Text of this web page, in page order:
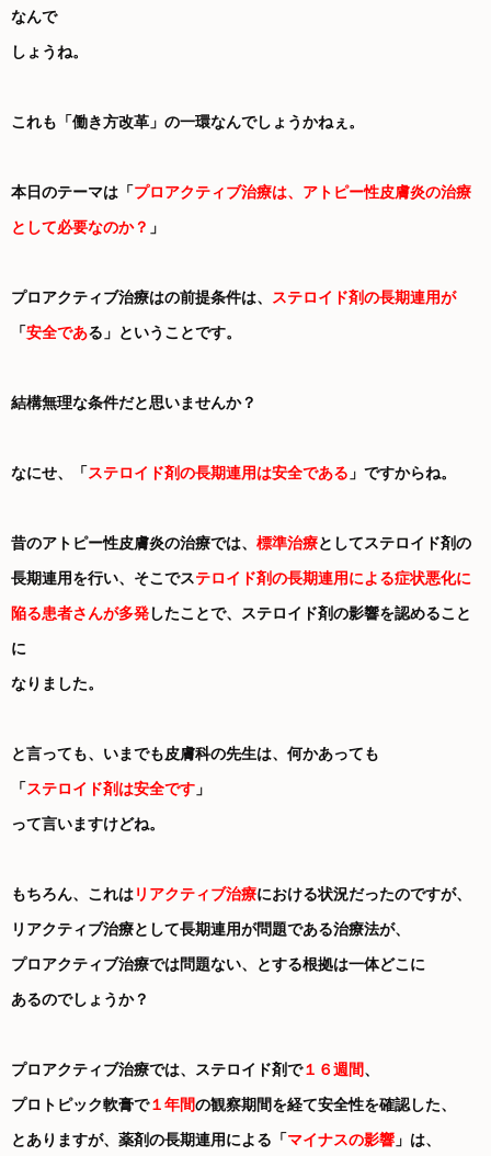
なんで
しょうね。
これも「働き方改革」の一環なんでしょうかねぇ。
本日のテーマは「プロアクティブ治療は、アトピー性皮膚炎の治療
として必要なのか？ 」
プロアクティブ治療はの前提条件は、 ステロイド剤の長期連用が
「安全である」ということです。
結構無理な条件だと思いませんか？
なにせ、「ステロイド剤の長期連用は安全である 」ですからね。
昔のアトピー性皮膚炎の治療では、 標準治療としてステロイド剤の
長期連用を行い、そこでステロイド剤の長期連用による症状悪化に
陥る患者さんが多発したことで、ステロイド剤の影響を認めること
に
なりました。
と言っても、いまでも皮膚科の先生は、何かあっても
「ステロイド剤は安全です 」
って言いますけどね。
もちろん、これはリアクティブ治療における状況だったのですが、
リアクティブ治療として長期連用が問題である治療法が、
プロアクティブ治療では問題ない、とする根拠は一体どこに
あるのでしょうか？
プロアクティブ治療では、ステロイド剤で１６週間、
プロトピック軟膏で１年間の観察期間を経て安全性を確認した、
とありますが、薬剤の長期連用による「マイナスの影響 」は、